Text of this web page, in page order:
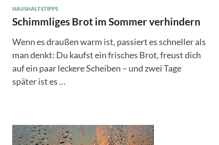
HAUSHALTSTIPPS
Schimmliges Brot im Sommer verhindern
Wenn es draußen warm ist, passiert es schneller als
man denkt: Du kaufst ein frisches Brot, freust dich
auf ein paar leckere Scheiben – und zwei Tage
später ist es …